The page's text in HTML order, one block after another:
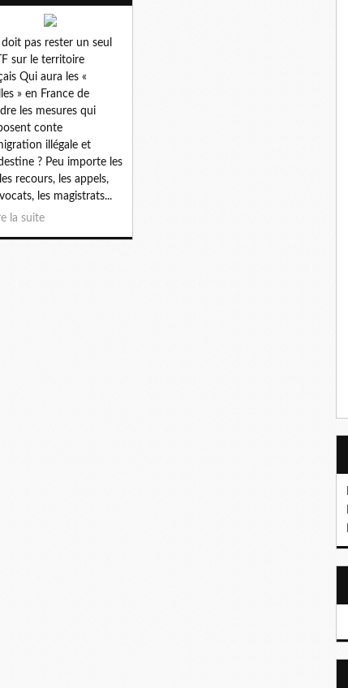
pas rester un seul
sur le territoire
Qui aura les «
» en France de
les mesures qui
conte
illégale et
? Peu importe les
recours, les appels,
les magistrats...
la suite